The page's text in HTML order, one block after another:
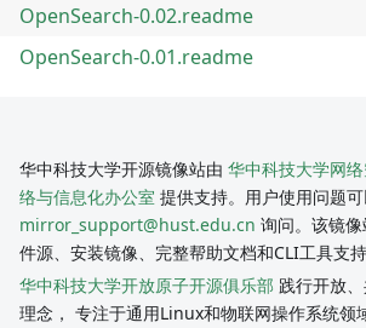
OpenSearch-0.02.readme
OpenSearch-0.01.readme
华中科技大学开源镜像站由 华中科技大学网
络与信息化办公室 提供支持。用户使用问题
mirror_support@hust.edu.cn 询问。该镜
件源、安装镜像、完整帮助文档和CLI工具支持
华中科技大学开放原子开源俱乐部 践行开放
理念， 专注于通用Linux和物联网操作系统领